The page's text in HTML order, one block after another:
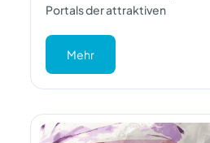
Portals der attraktiven
Mehr